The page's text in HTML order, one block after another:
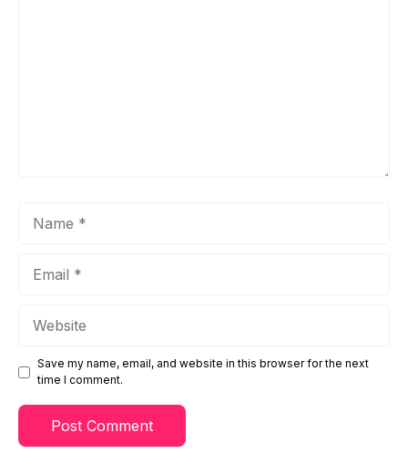
Save my name, email, and website in this browser for the next
time I comment.